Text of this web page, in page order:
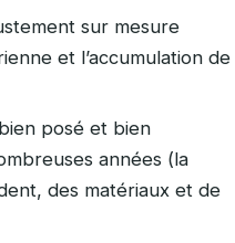
sur mesure
et l’accumulation de
posé et bien
années (la
des matériaux et de